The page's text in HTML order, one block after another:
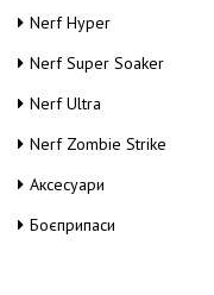
Nerf Hyper
Nerf Super Soaker
Nerf Ultra
Nerf Zombie Strike
Аксесуари
Боєприпаси